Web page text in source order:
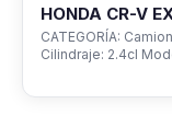
HONDA CR-V
CATEGORÍA:
Cilindraje: 2.4cl